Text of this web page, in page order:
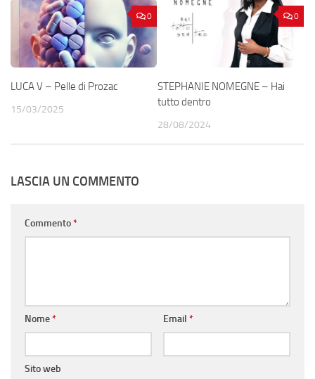
0
LUCA V – Pelle di Prozac
15/03/2025
0
STEPHANIE NOMEGNE – Hai
tutto dentro
28/08/2024
LASCIA UN COMMENTO
Commento*
Nome* Email *
Sito web